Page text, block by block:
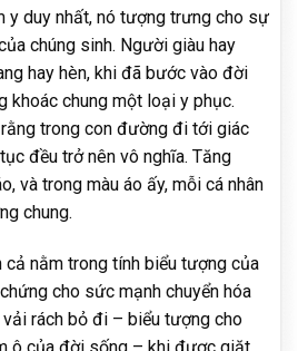
y duy nhất, nó tượng trưng cho sự
chúng sinh. Người giàu hay
hay hèn, khi đã bước vào đời
khoác chung một loại y phục.
rằng trong con đường đi tới giác
đều trở nên vô nghĩa. Tăng
và trong màu áo ấy, mỗi cá nhân
chung.
cả nằm trong tính biểu tượng của
cho sức mạnh chuyển hóa
rách bỏ đi – biểu tượng cho